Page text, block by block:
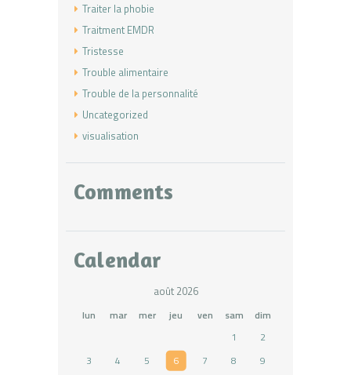
Traiter la phobie
Traitment EMDR
Tristesse
Trouble alimentaire
Trouble de la personnalité
Uncategorized
visualisation
Comments
Calendar
août 2026
lun mar mer jeu ven sam
dim
1
2
3
4 5 6 7 8
9